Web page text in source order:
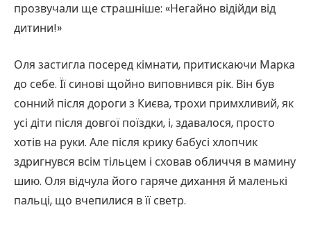
прозвучали ще страшніше: «Негайно відійди від
дитини!»
Оля застигла посеред кімнати, притискаючи Марка
до себе. Її синові щойно виповнився рік. Він був
сонний після дороги з Києва, трохи примхливий, як
усі діти після довгої поїздки, і, здавалося, просто
хотів на руки. Але після крику бабусі хлопчик
здригнувся всім тільцем і сховав обличчя в мамину
шию. Оля відчула його гаряче дихання й маленькі
пальці, що вчепилися в її светр.